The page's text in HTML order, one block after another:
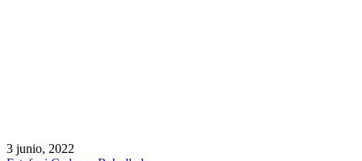
3 junio, 2022